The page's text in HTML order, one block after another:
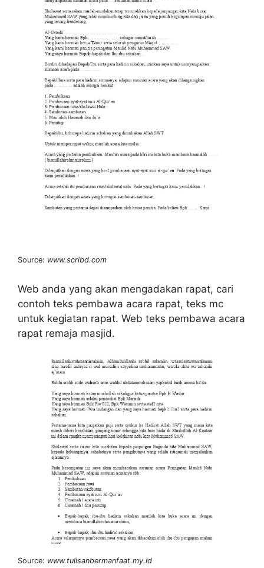
Source: www.scribd.com
Web anda yang akan mengadakan rapat, cari
contoh teks pembawa acara rapat, teks mc
untuk kegiatan rapat. Web teks pembawa acara
rapat remaja masjid.
Source: www.tulisanbermanfaat.my.id